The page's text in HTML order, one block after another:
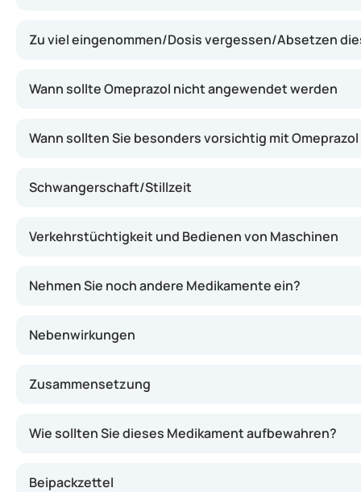
Zu viel eingenommen/Dosis vergessen/Absetzen
Wann sollte Omeprazol nicht angewendet werden
Wann sollten Sie besonders vorsichtig mit
Schwangerschaft/Stillzeit
Verkehrstüchtigkeit und Bedienen von Maschinen
Nehmen Sie noch andere Medikamente ein?
Nebenwirkungen
Zusammensetzung
Wie sollten Sie dieses Medikament aufbewahren?
Beipackzettel